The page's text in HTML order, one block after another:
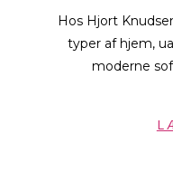
Hos Hjort
typer af hjem,
moderne